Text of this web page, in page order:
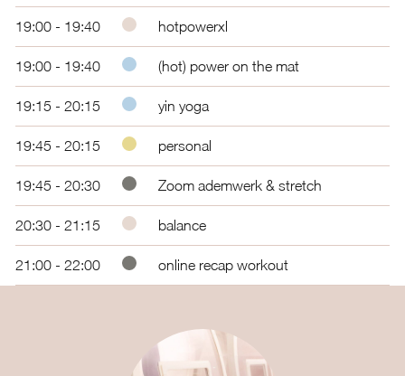
19:00 - 19:40 hotpowerxl
19:00 - 19:40 (hot) power on the mat
19:15 - 20:15 yin yoga
19:45 - 20:15 personal
19:45 - 20:30 Zoom ademwerk & stretch
20:30 - 21:15 balance
21:00 - 22:00 online recap workout